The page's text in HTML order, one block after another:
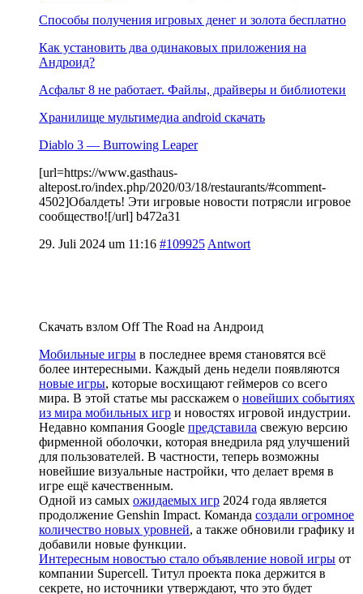
Способы получения игровых денег и золота бесплатно
Как установить два одинаковых приложения на
Андроид?
Асфальт 8 не работает. Файлы, драйверы и библиотеки
Хранилище мультимедиа android скачать
Diablo 3 — Burrowing Leaper
[url=https://www.gasthaus-
altepost.ro/index.php/2020/03/18/restaurants/#comment-
4502]Обалдеть! Эти игровые новости потрясли игровое
сообщество![/url] b472a31
29. Juli 2024 um 11:16 #109925 Antwort
Скачать взлом Off The Road на Андроид
Мобильные игры в последнее время становятся всё
более интересными. Каждый день недели появляются
новые игры, которые восхищают геймеров со всего
мира. В этой статье мы расскажем о новейших событиях
из мира мобильных игр и новостях игровой индустрии.
Недавно компания Google представила свежую версию
фирменной оболочки, которая внедрила ряд улучшений
для пользователей. В частности, теперь возможны
новейшие визуальные настройки, что делает время в
игре ещё качественным.
Одной из самых ожидаемых игр 2024 года является
продолжение Genshin Impact. Команда создали огромное
количество новых уровней, а также обновили графику и
добавили новые функции.
Интересным новостью стало объявление новой игры от
компании Supercell. Титул проекта пока держится в
секрете, но источники утверждают, что это будет